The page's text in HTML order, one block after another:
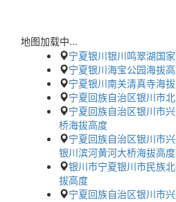
地图加载中...
宁夏银川银川鸣翠湖国
宁夏银川海宝公园海拔
宁夏银川南关清真寺海
宁夏回族自治区银川市
宁夏回族自治区银川市
桥海拔高度
宁夏回族自治区银川市
银川滨河黄河大桥海拔高度
银川市宁夏银川市民族
拔高度
宁夏回族自治区银川市